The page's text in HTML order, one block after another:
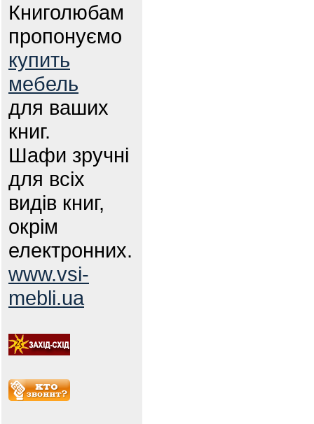
Книголюбам
пропонуємо
купить
мебель
для ваших
книг.
Шафи зручні
для всіх
видів книг,
окрім
електронних.
www.vsi-
mebli.ua